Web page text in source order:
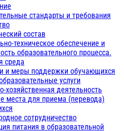
стандарты и требования
состав
техническое обеспечение и
образовательного процесса.
среда
и меры поддержки обучающихся
услуги
хозяйственная деятельность
места для приема (перевода)
сотрудничество
питания в образовательной